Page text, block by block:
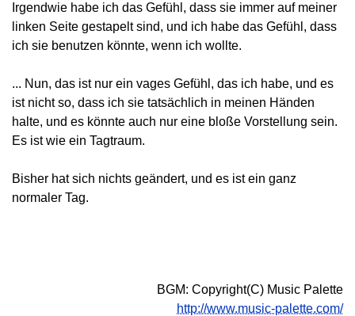
Irgendwie habe ich das Gefühl, dass sie immer auf meiner
linken Seite gestapelt sind, und ich habe das Gefühl, dass
ich sie benutzen könnte, wenn ich wollte.
... Nun, das ist nur ein vages Gefühl, das ich habe, und es
ist nicht so, dass ich sie tatsächlich in meinen Händen
halte, und es könnte auch nur eine bloße Vorstellung sein.
Es ist wie ein Tagtraum.
Bisher hat sich nichts geändert, und es ist ein ganz
normaler Tag.
BGM: Copyright(C) Music Palette
http://www.music-palette.com/